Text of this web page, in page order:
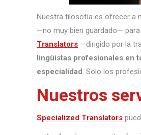
Nuestra filosofía es ofrecer a
—no muy bien guardado—
Translators —dirigido por la
lingüistas profesionales en
especialidad . Solo los
Nuestros
Specialized Translators